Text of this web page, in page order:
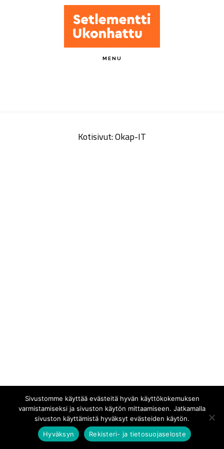
MENU
Tiedotteet
Kotisivut: Okap-IT
Sivustomme käyttää evästeitä hyvän käyttökokemuksen
varmistamiseksi ja sivuston käytön mittaamiseen. Jatkamalla
sivuston käyttämistä hyväksyt evästeiden käytön.
Hyväksyn
Rekisteri- ja tietosuojaseloste